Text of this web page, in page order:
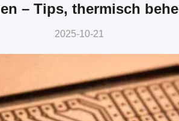
– Tips, thermisch
2025-10-21